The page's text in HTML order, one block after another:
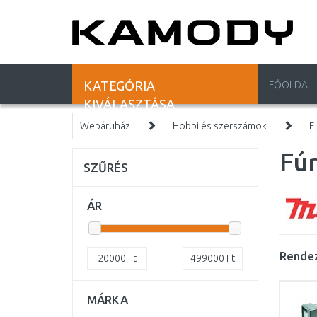
KATEGÓRIA
KIVÁLASZTÁSA
FŐOLDAL
Webáruház Hobbi és szerszámok
SZŰRÉS
ÁR
20000 Ft 499000 Ft
MÁRKA